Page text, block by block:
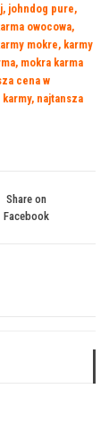
, johndog pure,
owocowa,
mokre, karmy
, mokra karma
cena w
, najtansza
Share on
Facebook